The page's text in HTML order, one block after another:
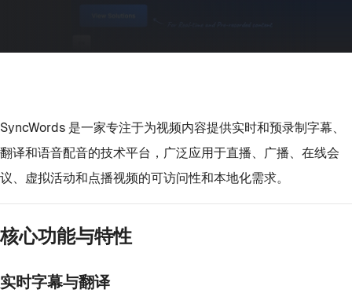
SyncWords 是一家专注于为视频内容提供实时和预录制字幕、
翻译和语音配音的技术平台，广泛应用于直播、广播、在线会
议、虚拟活动和点播视频的可访问性和本地化需求。
核心功能与特性
实时字幕与翻译